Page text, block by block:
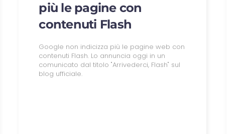
più le pagine con
contenuti Flash
Google non indicizza più le pagine web con
contenuti Flash. Lo annuncia oggi in un
comunicato dal titolo "Arrivederci, Flash" sul
blog ufficiale.